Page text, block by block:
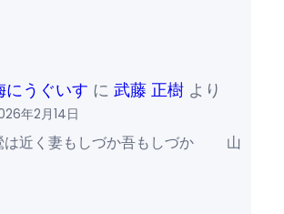
にうぐいす に武藤 正樹 より
年2月14日
は近く妻もしづか吾もしづか 山